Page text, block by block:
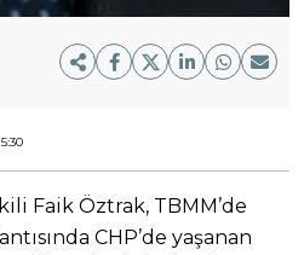
Faik Öztrak, TBMM’de
CHP’de yaşanan